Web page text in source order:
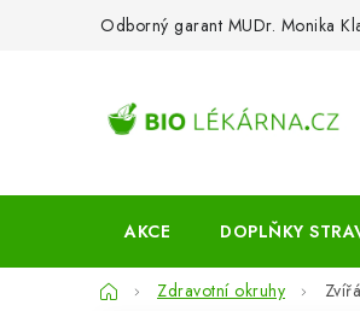
Odborný garant MUDr. Monika
AKCE DOPLŇKY
DomůZdravotní okruhy